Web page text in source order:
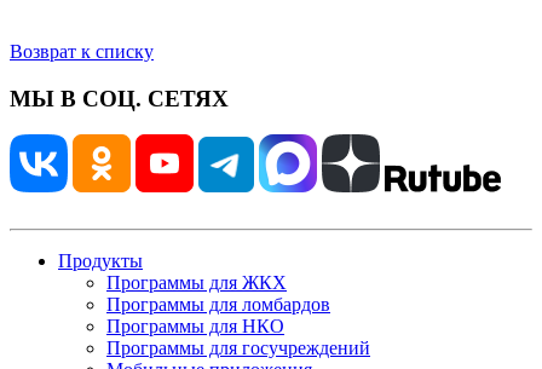
Возврат к списку
МЫ В СОЦ. СЕТЯХ
Продукты
Программы для ЖКХ
Программы для ломбардов
Программы для НКО
Программы для госучреждений